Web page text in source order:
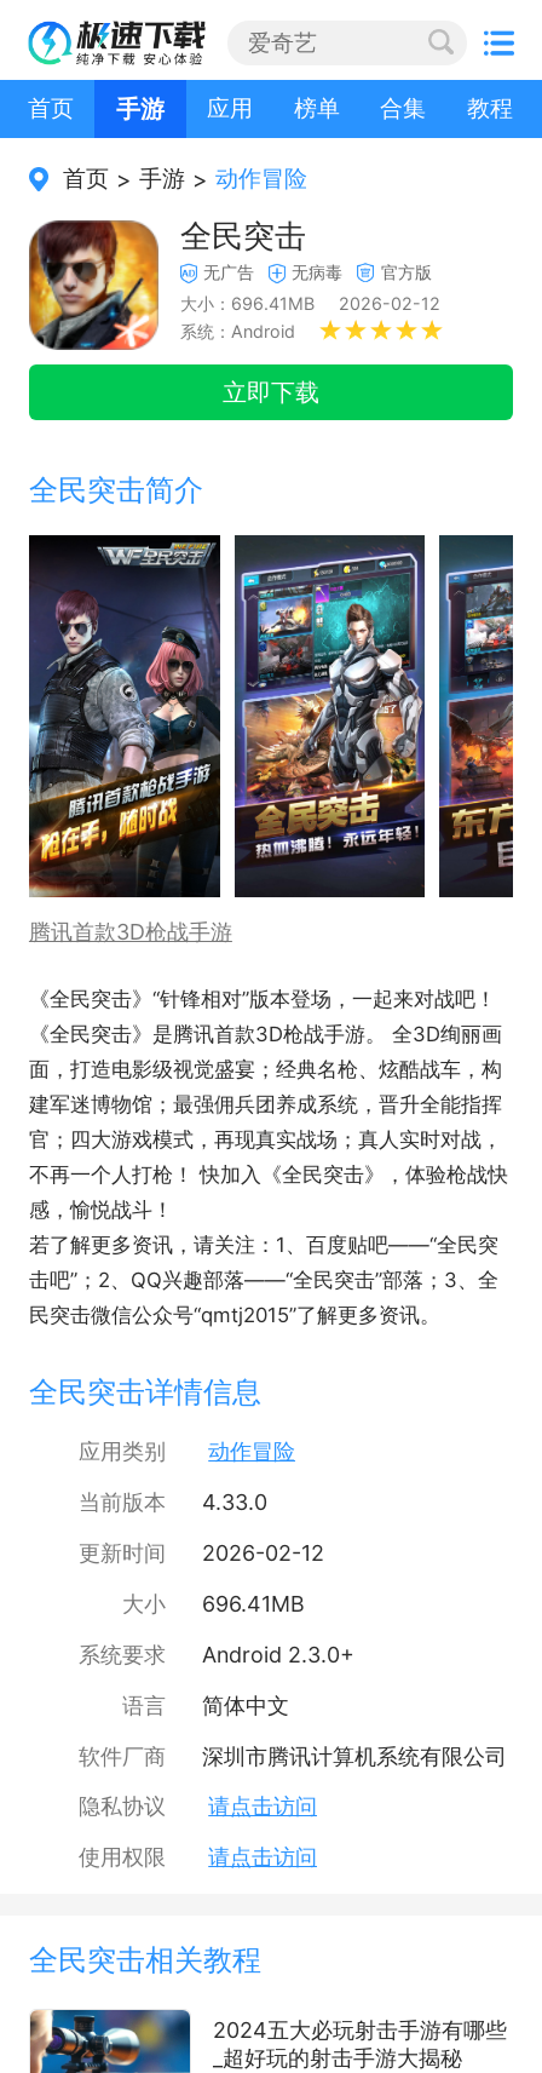
首页 手游 应用 榜单 合集 教程
首页 > 手游 > 动作冒险
全民突击
无广告 无病毒
官方版
大小：696.41MB
2026-02-12
系统：Android
立即下载
全民突击简介
腾讯首款3D枪战手游
《全民突击》“针锋相对”版本登场，一起来对战吧！
《全民突击》是腾讯首款3D枪战手游。 全3D绚丽画
面，打造电影级视觉盛宴；经典名枪、炫酷战车，构
建军迷博物馆；最强佣兵团养成系统，晋升全能指挥
官；四大游戏模式，再现真实战场；真人实时对战，
不再一个人打枪！ 快加入《全民突击》，体验枪战快
感，愉悦战斗！
若了解更多资讯，请关注：1、百度贴吧——“全民突
击吧”；2、QQ兴趣部落——“全民突击”部落；3、全
民突击微信公众号“qmtj2015”了解更多资讯。
全民突击详情信息
应用类别
动作冒险
当前版本
4.33.0
更新时间
2026-02-12
大小
696.41MB
系统要求
Android 2.3.0+
语言
简体中文
软件厂商
深圳市腾讯计算机系统有限公司
隐私协议
请点击访问
使用权限
请点击访问
全民突击相关教程
2024五大必玩射击手游有哪些
_超好玩的射击手游大揭秘